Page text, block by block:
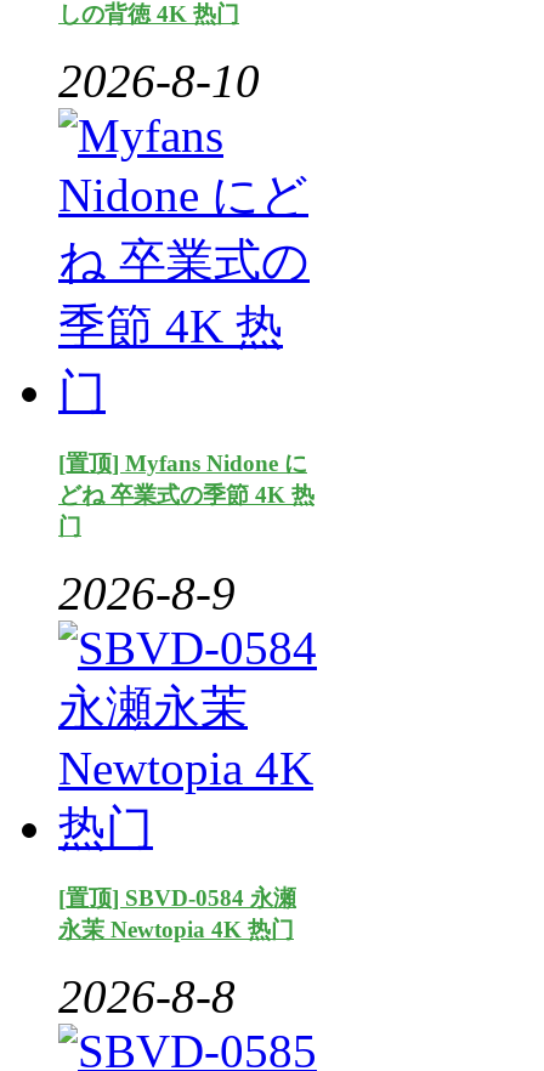
しの背徳 4K 热门
2026-8-10
[置顶] Myfans Nidone に
どね 卒業式の季節 4K 热
门
2026-8-9
[置顶] SBVD-0584 永瀬
永茉 Newtopia 4K 热门
2026-8-8